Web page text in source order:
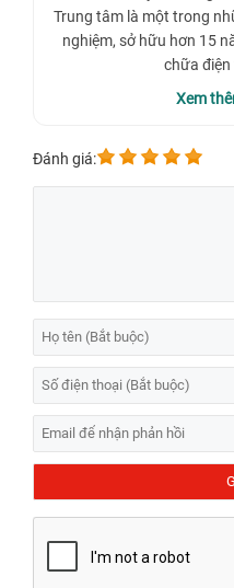
Nơi nào tại
laptop Dell
Dấu hiệu nhận biết
hay không, bạn cần để ý
Phần trăm pin laptop
quá trình sử dụng.
Xuất hiện lỗi pin,
Nắp máy laptop bị
Không thể sử dụng
lúc sử dụng pin và
Trung tâm là một trong
nghiệm, sở hữu hơn 15
chữa
Xem
Đánh giá: